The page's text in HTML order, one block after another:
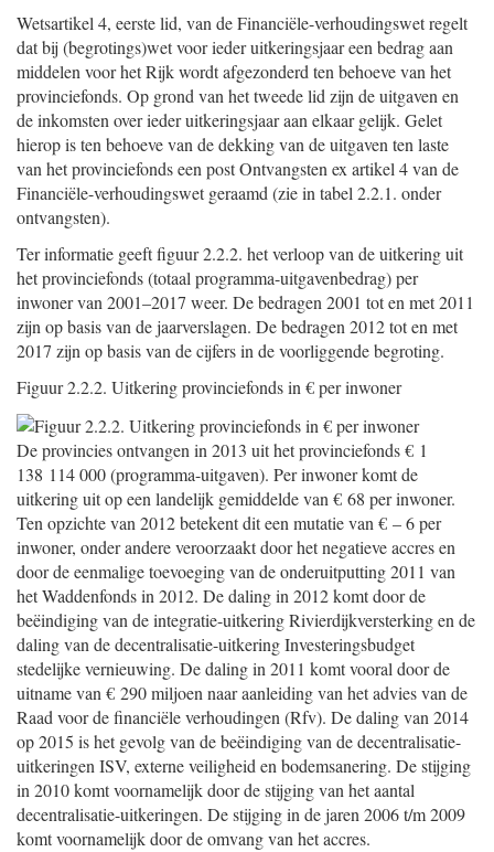
Wetsartikel 4, eerste lid, van de Financiële-verhoudingswet regelt
dat bij (begrotings)wet voor ieder uitkeringsjaar een bedrag aan
middelen voor het Rijk wordt afgezonderd ten behoeve van het
provinciefonds. Op grond van het tweede lid zijn de uitgaven en
de inkomsten over ieder uitkeringsjaar aan elkaar gelijk. Gelet
hierop is ten behoeve van de dekking van de uitgaven ten laste
van het provinciefonds een post Ontvangsten ex artikel 4 van de
Financiële-verhoudingswet geraamd (zie in tabel 2.2.1. onder
ontvangsten).
Ter informatie geeft figuur 2.2.2. het verloop van de uitkering uit
het provinciefonds (totaal programma-uitgavenbedrag) per
inwoner van 2001–2017 weer. De bedragen 2001 tot en met 2011
zijn op basis van de jaarverslagen. De bedragen 2012 tot en met
2017 zijn op basis van de cijfers in de voorliggende begroting.
Figuur 2.2.2. Uitkering provinciefonds in € per inwoner
De provincies ontvangen in 2013 uit het provinciefonds € 1
138 114 000 (programma-uitgaven). Per inwoner komt de
uitkering uit op een landelijk gemiddelde van € 68 per inwoner.
Ten opzichte van 2012 betekent dit een mutatie van € – 6 per
inwoner, onder andere veroorzaakt door het negatieve accres en
door de eenmalige toevoeging van de onderuitputting 2011 van
het Waddenfonds in 2012. De daling in 2012 komt door de
beëindiging van de integratie-uitkering Rivierdijkversterking en de
daling van de decentralisatie-uitkering Investeringsbudget
stedelijke vernieuwing. De daling in 2011 komt vooral door de
uitname van € 290 miljoen naar aanleiding van het advies van de
Raad voor de financiële verhoudingen (Rfv). De daling van 2014
op 2015 is het gevolg van de beëindiging van de decentralisatie-
uitkeringen ISV, externe veiligheid en bodemsanering. De stijging
in 2010 komt voornamelijk door de stijging van het aantal
decentralisatie-uitkeringen. De stijging in de jaren 2006 t/m 2009
komt voornamelijk door de omvang van het accres.